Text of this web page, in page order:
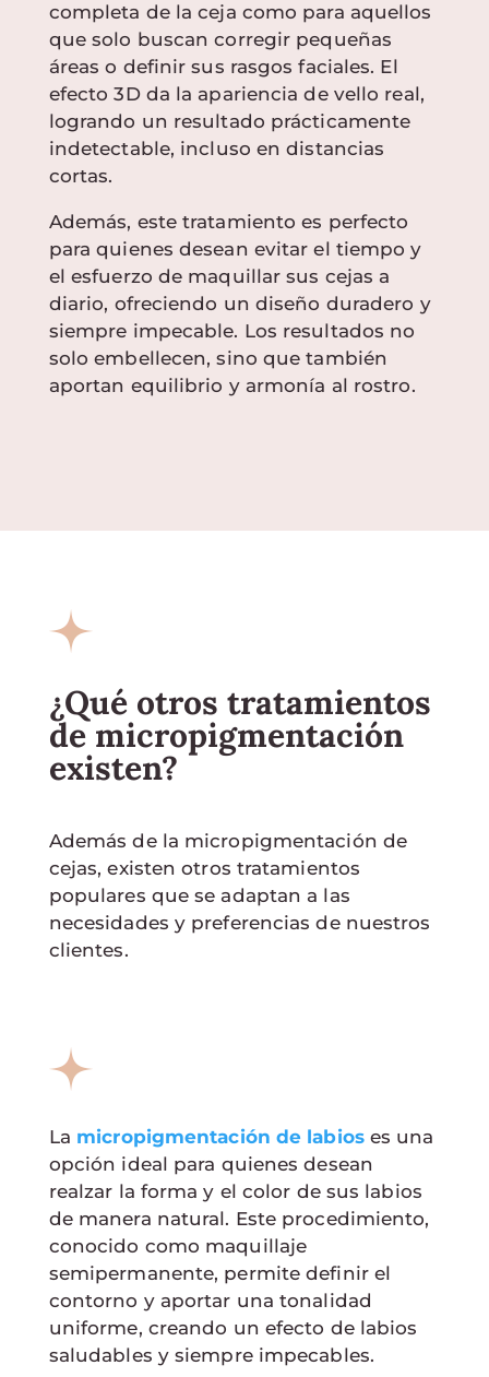
completa de la ceja como para aquellos
que solo buscan corregir pequeñas
áreas o definir sus rasgos faciales. El
efecto 3D da la apariencia de vello real,
logrando un resultado prácticamente
indetectable, incluso en distancias
cortas.
Además, este tratamiento es perfecto
para quienes desean evitar el tiempo y
el esfuerzo de maquillar sus cejas a
diario, ofreciendo un diseño duradero y
siempre impecable. Los resultados no
solo embellecen, sino que también
aportan equilibrio y armonía al rostro.
¿Qué otros tratamientos
de micropigmentación
existen?
Además de la micropigmentación de
cejas, existen otros tratamientos
populares que se adaptan a las
necesidades y preferencias de nuestros
clientes.
La micropigmentación de labioses una
opción ideal para quienes desean
realzar la forma y el color de sus labios
de manera natural. Este procedimiento,
conocido como maquillaje
semipermanente, permite definir el
contorno y aportar una tonalidad
uniforme, creando un efecto de labios
saludables y siempre impecables.